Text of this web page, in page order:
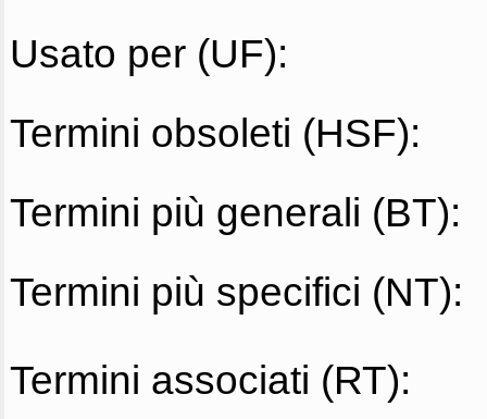
Usato per (UF):
Termini obsoleti (HSF):
Termini più generali (BT):
Termini più specifici (NT):
Termini associati (RT):